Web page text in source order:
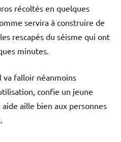
récoltés en quelques
servira à construire de
rescapés du séisme qui ont
minutes.
va falloir néanmoins
confie un jeune
aille bien aux personnes